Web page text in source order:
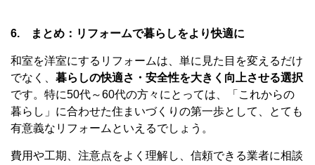
6. まとめ：リフォームで暮らしをより快適に
和室を洋室にするリフォームは、単に見た目を変えるだけ
でなく、 暮らしの快適さ・安全性を大きく向上させる選択
です。特に50代～60代の方々にとっては、「これからの
暮らし」に合わせた住まいづくりの第一歩として、とても
有意義なリフォームといえるでしょう。
費用や工期、注意点をよく理解し、信頼できる業者に相談